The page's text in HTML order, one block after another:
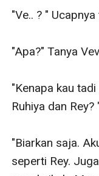
"Ve.. ? "
"Apa?" Tanya
"Kenapa kau
Ruhiya dan Rey?
"Biarkan saja.
seperti Rey.